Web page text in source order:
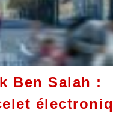
Ben Salah :